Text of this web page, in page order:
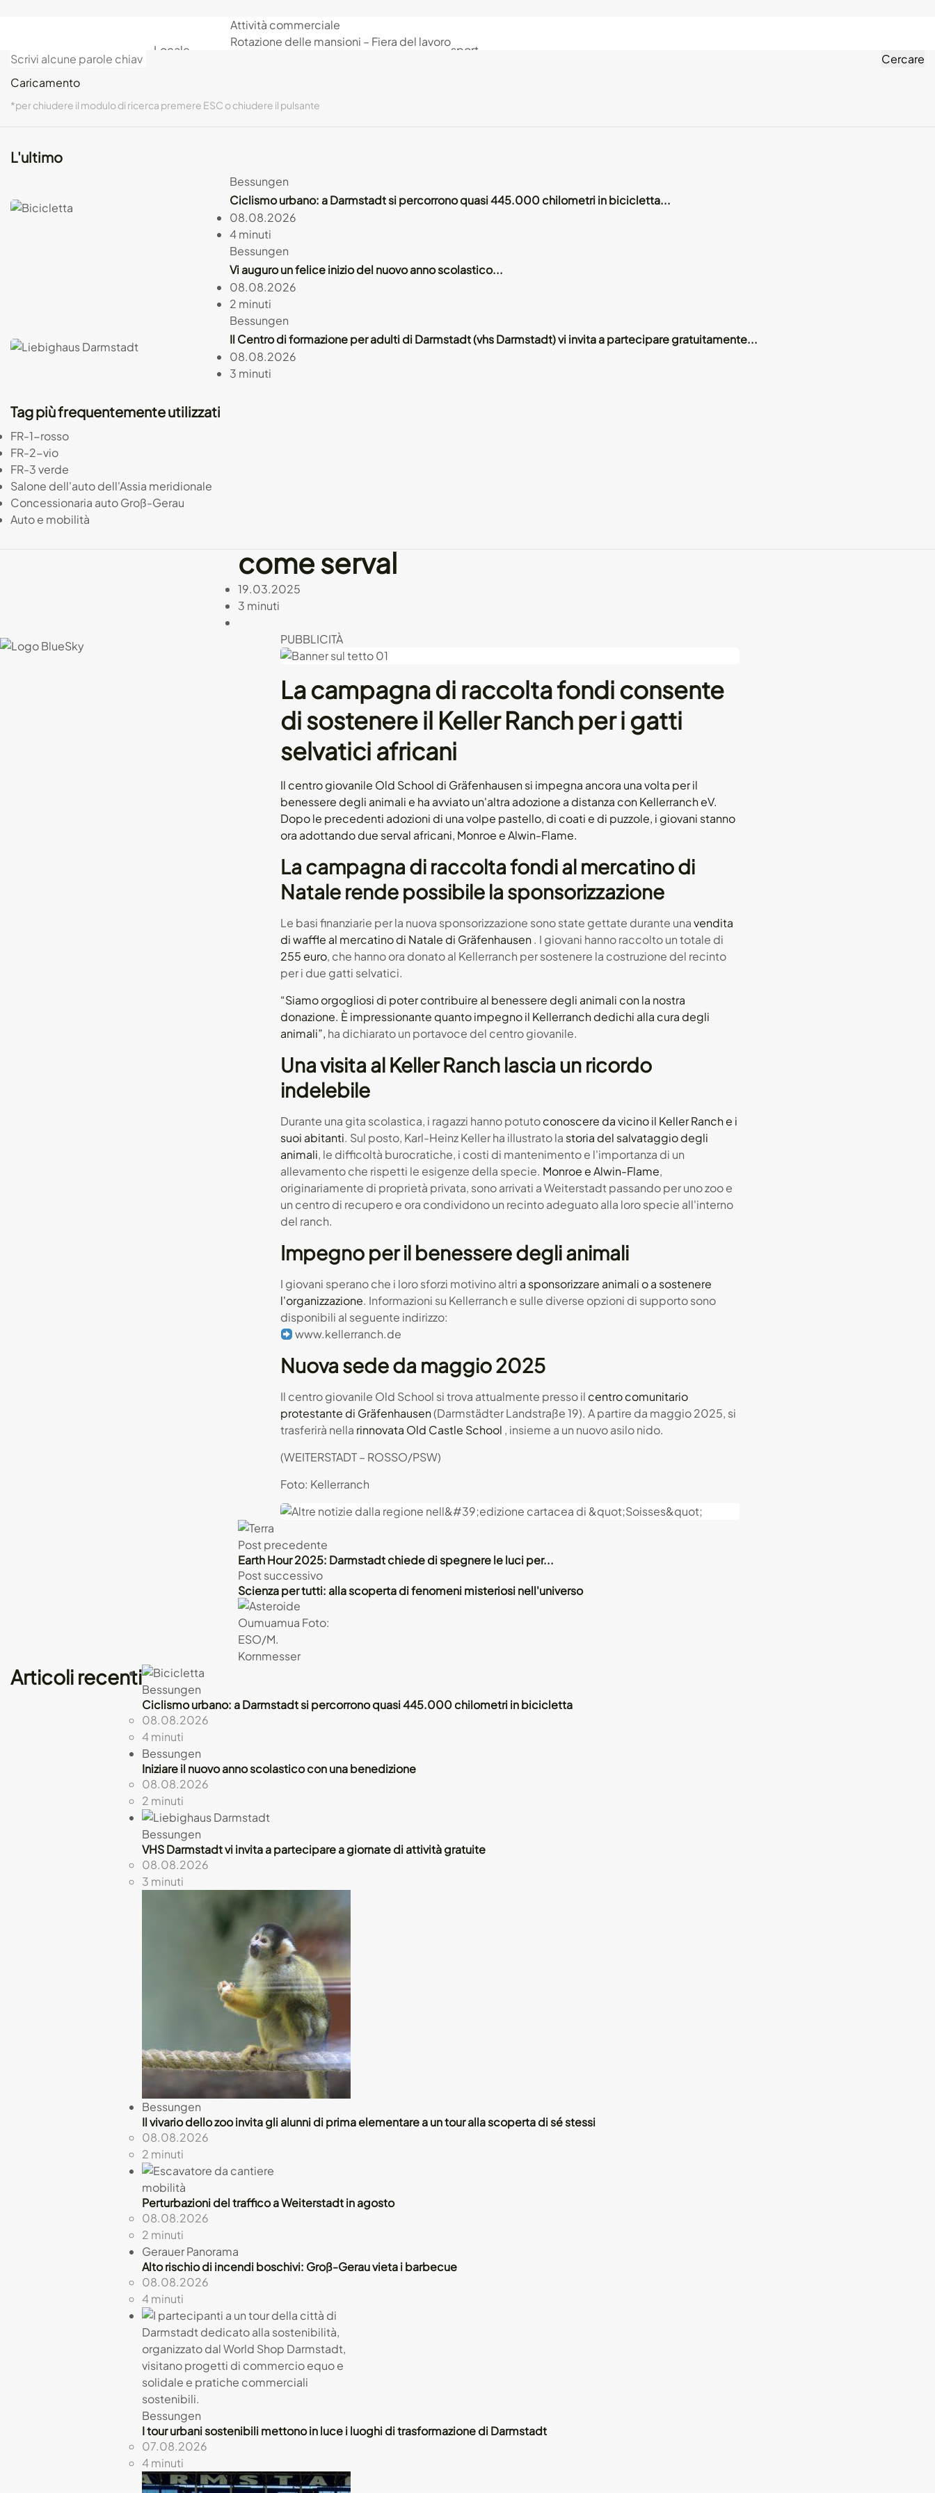
Locale
Attività commerciale
Rotazione delle mansioni – Fiera del lavoro
sport
Cercare
Caricamento
*per chiudere il modulo di ricerca premere ESC o chiudere il pulsante
L'ultimo
Bessungen
Ciclismo urbano: a Darmstadt si percorrono quasi 445.000 chilometri in bicicletta...
08.08.2026
4 minuti
Bessungen
Vi auguro un felice inizio del nuovo anno scolastico...
08.08.2026
2 minuti
Bessungen
Il Centro di formazione per adulti di Darmstadt (vhs Darmstadt) vi invita a partecipare gratuitamente...
08.08.2026
3 minuti
Tag più frequentemente utilizzati
FR-1-rosso
FR-2-vio
FR-3 verde
Salone dell'auto dell'Assia meridionale
Concessionaria auto Groß-Gerau
Auto e mobilità
SUPERIORE
cultura
DIH
mobilità
Carica altro
LocalTOP
Weiterstadt: il
centro
giovanile Old
School si
come serval
19.03.2025
3 minuti
PUBBLICITÀ
La campagna di raccolta fondi consente
di sostenere il Keller Ranch per i gatti
selvatici africani
Il centro giovanile Old School di Gräfenhausen si impegna ancora una volta per il
benessere degli animali e ha avviato un'altra adozione a distanza con Kellerranch eV.
Dopo le precedenti adozioni di una volpe pastello, di coati e di puzzole, i giovani stanno
ora adottando due serval africani, Monroe e Alwin-Flame.
La campagna di raccolta fondi al mercatino di
Natale rende possibile la sponsorizzazione
Le basi finanziarie per la nuova sponsorizzazione sono state gettate durante unavendita
di waffle al mercatino di Natale di Gräfenhausen. I giovani hanno raccolto un totale di
255 euro, che hanno ora donato al Kellerranch per sostenere la costruzione del recinto
per i due gatti selvatici.
“Siamo orgogliosi di poter contribuire al benessere degli animali con la nostra
donazione. È impressionante quanto impegno il Kellerranch dedichi alla cura degli
animali”, ha dichiarato un portavoce del centro giovanile.
Una visita al Keller Ranch lascia un ricordo
indelebile
Durante una gita scolastica, i ragazzi hanno potutoconoscere da vicino il Keller Ranch e i
suoi abitanti. Sul posto, Karl-Heinz Keller ha illustrato la storia del salvataggio degli
animali, le difficoltà burocratiche, i costi di mantenimento e l'importanza di un
allevamento che rispetti le esigenze della specie. Monroe e Alwin-Flame,
originariamente di proprietà privata, sono arrivati ​​a Weiterstadt passando per uno zoo e
un centro di recupero e ora condividono un recinto adeguato alla loro specie all'interno
del ranch.
Impegno per il benessere degli animali
I giovani sperano che i loro sforzi motivino altri a sponsorizzare animali o a sostenere
l'organizzazione. Informazioni su Kellerranch e sulle diverse opzioni di supporto sono
disponibili al seguente indirizzo:
www.kellerranch.de
Nuova sede da maggio 2025
Il centro giovanile Old School si trova attualmente presso il centro comunitario
protestante di Gräfenhausen(Darmstädter Landstraße 19). A partire da maggio 2025, si
trasferirà nella rinnovata Old Castle School , insieme a un nuovo asilo nido.
(WEITERSTADT – ROSSO/PSW)
Foto: Kellerranch
Post precedente
Earth Hour 2025: Darmstadt chiede di spegnere le luci per...
Post successivo
Scienza per tutti: alla scoperta di fenomeni misteriosi nell'universo
Articoli recenti
Bessungen
Ciclismo urbano: a Darmstadt si percorrono quasi 445.000 chilometri in bicicletta
08.08.2026
4 minuti
Bessungen
Iniziare il nuovo anno scolastico con una benedizione
08.08.2026
2 minuti
Bessungen
VHS Darmstadt vi invita a partecipare a giornate di attività gratuite
08.08.2026
3 minuti
Bessungen
Il vivario dello zoo invita gli alunni di prima elementare a un tour alla scoperta di sé stessi
08.08.2026
2 minuti
mobilità
Perturbazioni del traffico a Weiterstadt in agosto
08.08.2026
2 minuti
Gerauer Panorama
Alto rischio di incendi boschivi: Groß-Gerau vieta i barbecue
08.08.2026
4 minuti
Bessungen
I tour urbani sostenibili mettono in luce i luoghi di trasformazione di Darmstadt
07.08.2026
4 minuti